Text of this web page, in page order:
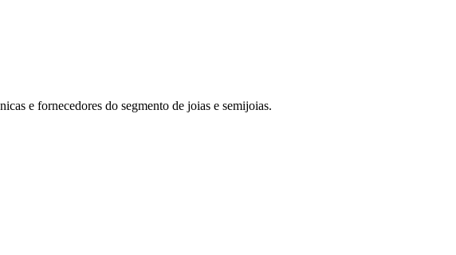
e fornecedores do segmento de joias e semijoias.